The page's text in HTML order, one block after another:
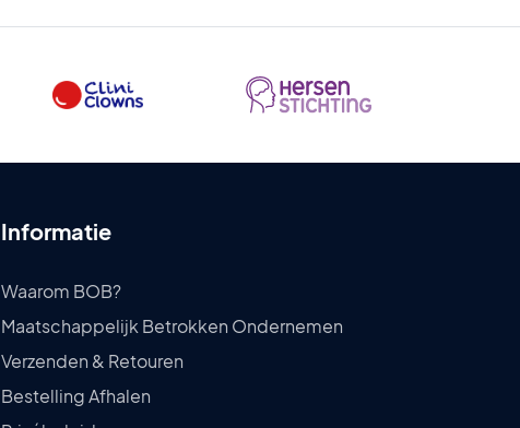
Informatie
Waarom BOB?
Maatschappelijk Betrokken Ondernemen
Verzenden & Retouren
Bestelling Afhalen